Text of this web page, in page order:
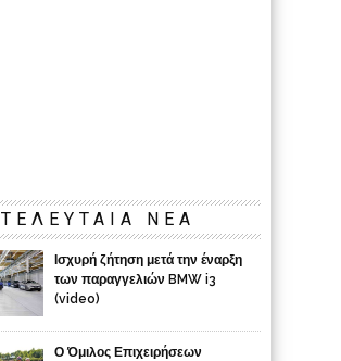
ΤΕΛΕΥΤΑΙΑ ΝΕΑ
Ισχυρή ζήτηση μετά την έναρξη
των παραγγελιών BMW i3
(video)
Ο Όμιλος Επιχειρήσεων